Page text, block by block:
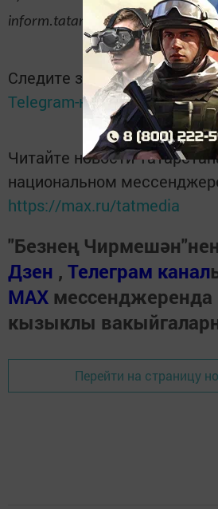
inform.tatar/news/2019/03/18/
Следите за самым
Telegram-каналеТатмедиа
Читайте новости
национальном
https://max.ru/tatmedia
"Безнең
Дзен , Телеграм канал
МАХ
кызыклы
Перейти на страницу